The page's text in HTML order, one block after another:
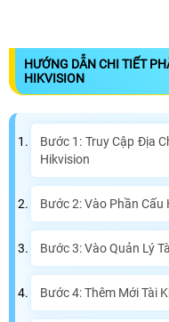
HƯỚNG DẪN CHI TIẾT
HIKVISION
Bước 1: Truy Cập Địa
Hikvision
Bước 2: Vào Phần Cấu
Bước 3: Vào Quản Lý
Bước 4: Thêm Mới Tài